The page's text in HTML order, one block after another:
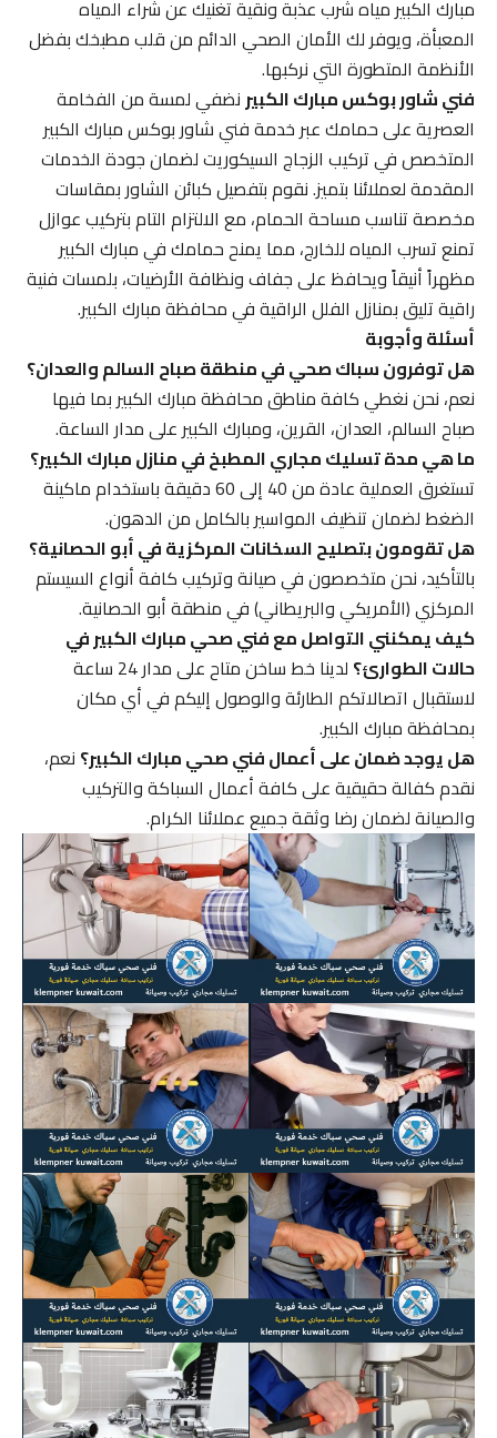
مبارك الكبير مياه شرب عذبة ونقية تغنيك عن شراء المياه
المعبأة، ويوفر لك الأمان الصحي الدائم من قلب مطبخك بفضل
الأنظمة المتطورة التي نركبها.
فني شاور بوكس مبارك الكبيرنضفي لمسة من الفخامة
العصرية على حمامك عبر خدمة فني شاور بوكس مبارك الكبير
المتخصص في تركيب الزجاج السيكوريت لضمان جودة الخدمات
المقدمة لعملائنا بتميز. نقوم بتفصيل كبائن الشاور بمقاسات
مخصصة تناسب مساحة الحمام، مع الالتزام التام بتركيب عوازل
تمنع تسرب المياه للخارج، مما يمنح حمامك في مبارك الكبير
مظهراً أنيقاً ويحافظ على جفاف ونظافة الأرضيات، بلمسات فنية
راقية تليق بمنازل الفلل الراقية في محافظة مبارك الكبير.
أسئلة وأجوبة
هل توفرون سباك صحي في منطقة صباح السالم والعدان؟
نعم، نحن نغطي كافة مناطق محافظة مبارك الكبير بما فيها
صباح السالم، العدان، القرين، ومبارك الكبير على مدار الساعة.
ما هي مدة تسليك مجاري المطبخ في منازل مبارك الكبير؟
تستغرق العملية عادة من 40 إلى 60 دقيقة باستخدام ماكينة
الضغط لضمان تنظيف المواسير بالكامل من الدهون.
هل تقومون بتصليح السخانات المركزية في أبو الحصانية؟
بالتأكيد، نحن متخصصون في صيانة وتركيب كافة أنواع السيستم
المركزي (الأمريكي والبريطاني) في منطقة أبو الحصانية.
كيف يمكنني التواصل مع فني صحي مبارك الكبير في
حالات الطوارئ؟
لدينا خط ساخن متاح على مدار 24 ساعة
لاستقبال اتصالاتكم الطارئة والوصول إليكم في أي مكان
بمحافظة مبارك الكبير.
هل يوجد ضمان على أعمال فني صحي مبارك الكبير؟نعم،
نقدم كفالة حقيقية على كافة أعمال السباكة والتركيب
والصيانة لضمان رضا وثقة جميع عملائنا الكرام.